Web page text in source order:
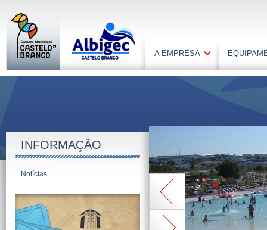
A EMPRESA
INFORMAÇÃO
Notícias